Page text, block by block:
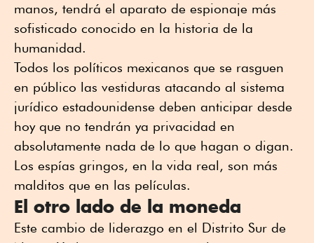
manos, tendrá el aparato de espionaje más
sofisticado conocido en la historia de la
humanidad.
Todos los políticos mexicanos que se rasguen
en público las vestiduras atacando al sistema
jurídico estadounidense deben anticipar desde
hoy que no tendrán ya privacidad en
absolutamente nada de lo que hagan o digan.
Los espías gringos, en la vida real, son más
malditos que en las películas.
El otro lado de la moneda
Este cambio de liderazgo en el Distrito Sur de